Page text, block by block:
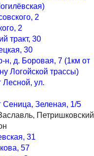
2
2
тракт, 30
30
н, д. Боровая, 7 (1км от
Логойской трассы)
Лесной, ул.
Сеница, Зеленая, 1/5
Петришковский
31
57